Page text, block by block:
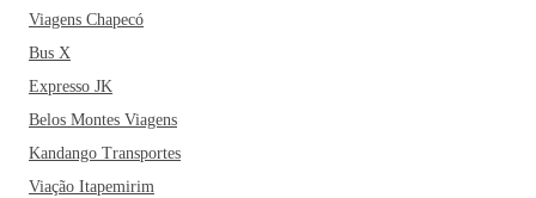
Viagens Chapecó
Bus X
Expresso JK
Belos Montes Viagens
Kandango Transportes
Viação Itapemirim